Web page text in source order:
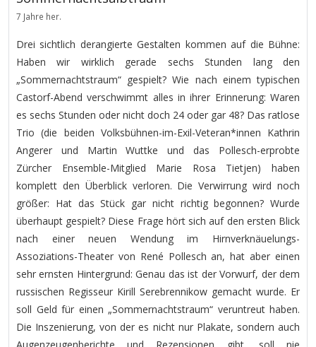
7 Jahre her.
Drei sichtlich derangierte Gestalten kommen auf die Bühne:
Haben wir wirklich gerade sechs Stunden lang den
„Sommernachtstraum“ gespielt? Wie nach einem typischen
Castorf-Abend verschwimmt alles in ihrer Erinnerung: Waren
es sechs Stunden oder nicht doch 24 oder gar 48? Das ratlose
Trio (die beiden Volksbühnen-im-Exil-Veteran*innen Kathrin
Angerer und Martin Wuttke und das Pollesch-erprobte
Zürcher Ensemble-Mitglied Marie Rosa Tietjen) haben
komplett den Überblick verloren. Die Verwirrung wird noch
größer: Hat das Stück gar nicht richtig begonnen? Wurde
überhaupt gespielt? Diese Frage hört sich auf den ersten Blick
nach einer neuen Wendung im Hirnverknäuelungs-
Assoziations-Theater von René Pollesch an, hat aber einen
sehr ernsten Hintergrund: Genau das ist der Vorwurf, der dem
russischen Regisseur Kirill Serebrennikow gemacht wurde. Er
soll Geld für einen „Sommernachtstraum“ veruntreut haben.
Die Inszenierung, von der es nicht nur Plakate, sondern auch